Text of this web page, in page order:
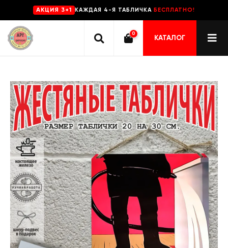
AKЦИЯ 3+1 КАЖДАЯ 4-Я ТАБЛИЧКА БЕСПЛАТНО!
0
КАТАЛОГ